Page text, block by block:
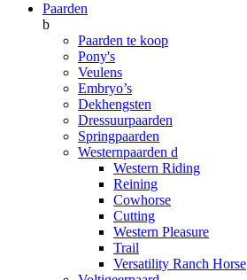
Paarden
b
Paarden te koop
Pony's
Veulens
Embryo’s
Dekhengsten
Dressuurpaarden
Springpaarden
Westernpaarden d
Western Riding
Reining
Cowhorse
Cutting
Western Pleasure
Trail
Versatility Ranch Horse